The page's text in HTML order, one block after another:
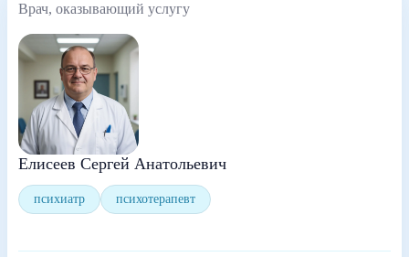
Врач, оказывающий услугу
Елисеев Сергей Анатольевич
психиатр психотерапевт